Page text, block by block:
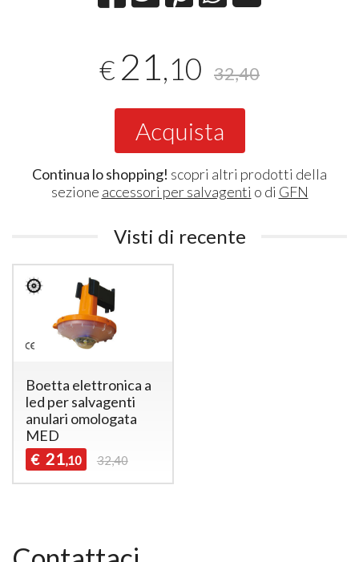
€ 21,10 32,40
Acquista
Continua lo shopping! scopri altri prodotti della
sezione accessori per salvagenti o di GFN
Visti di recente
Boetta elettronica a
led per salvagenti
anulari omologata
MED
€ 21,10 32,40